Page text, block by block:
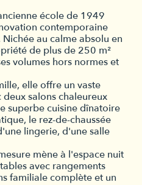
école de 1949
contemporaine
au calme absolu en
de plus de 250 m²
volumes hors normes et
elle offre un vaste
salons chaleureux
superbe cuisine dînatoire
le rez-de-chaussée
lingerie, d'une salle
mène à l'espace nuit
avec rangements
familiale complète et un